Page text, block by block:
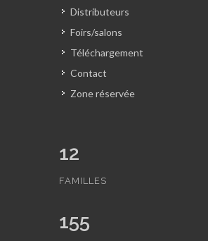
Distributeurs
Foirs/salons
Téléchargement
Contact
Zone réservée
12
FAMILLES
155